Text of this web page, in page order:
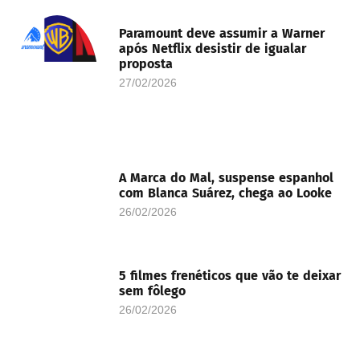
Paramount deve assumir a Warner
após Netflix desistir de igualar
proposta
27/02/2026
A Marca do Mal, suspense espanhol
com Blanca Suárez, chega ao Looke
26/02/2026
5 filmes frenéticos que vão te deixar
sem fôlego
26/02/2026